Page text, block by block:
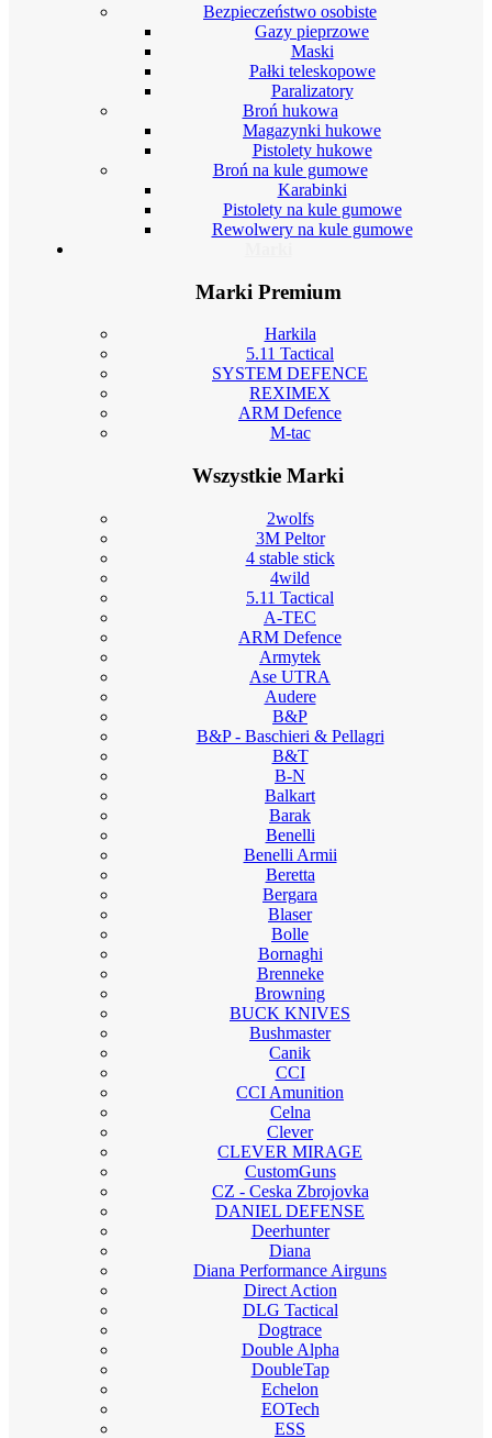
Bezpieczeństwo osobiste
Gazy pieprzowe
Maski
Pałki teleskopowe
Paralizatory
Broń hukowa
Magazynki hukowe
Pistolety hukowe
Broń na kule gumowe
Karabinki
Pistolety na kule gumowe
Rewolwery na kule gumowe
Marki Premium
Harkila
5.11 Tactical
SYSTEM DEFENCE
REXIMEX
ARM Defence
M-tac
Wszystkie Marki
2wolfs
3M Peltor
4 stable stick
4wild
5.11 Tactical
A-TEC
ARM Defence
Armytek
Ase UTRA
Audere
B&P
B&P - Baschieri & Pellagri
B&T
B-N
Balkart
Barak
Benelli
Benelli Armii
Beretta
Bergara
Blaser
Bolle
Bornaghi
Brenneke
Browning
BUCK KNIVES
Bushmaster
Canik
CCI
CCI Amunition
Celna
Clever
CLEVER MIRAGE
CustomGuns
CZ - Ceska Zbrojovka
DANIEL DEFENSE
Deerhunter
Diana
Diana Performance Airguns
Direct Action
DLG Tactical
Dogtrace
Double Alpha
DoubleTap
Echelon
EOTech
ESS